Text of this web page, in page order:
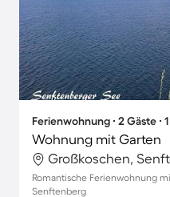
Ferienwohnung ∙ 2 Gäste ∙
Wohnung mit Garten
Großkoschen,
Romantische Ferienwohnung
Senftenberg